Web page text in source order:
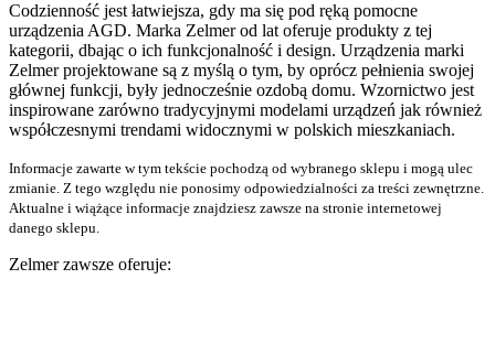
Codzienność jest łatwiejsza, gdy ma się pod ręką pomocne
urządzenia AGD. Marka Zelmer od lat oferuje produkty z tej
kategorii, dbając o ich funkcjonalność i design. Urządzenia marki
Zelmer projektowane są z myślą o tym, by oprócz pełnienia swojej
głównej funkcji, były jednocześnie ozdobą domu. Wzornictwo jest
inspirowane zarówno tradycyjnymi modelami urządzeń jak również
współczesnymi trendami widocznymi w polskich mieszkaniach.
Informacje zawarte w tym tekście pochodzą od wybranego sklepu i mogą ulec
zmianie. Z tego względu nie ponosimy odpowiedzialności za treści zewnętrzne.
Aktualne i wiążące informacje znajdziesz zawsze na stronie internetowej
danego sklepu.
Zelmer zawsze oferuje: